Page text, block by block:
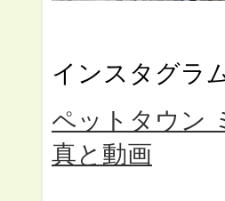
インスタグラ
ペットタウン
真と動画